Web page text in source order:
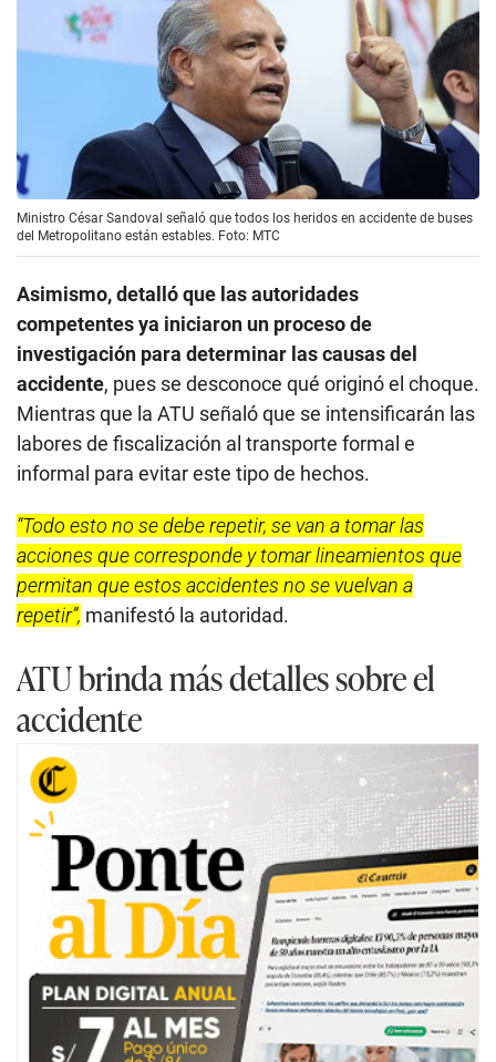
Ministro César Sandoval señaló que todos los heridos en accidente de buses
del Metropolitano están estables. Foto: MTC
Asimismo, detalló que las autoridades
competentes ya iniciaron un proceso de
investigación para determinar las causas del
accidente, pues se desconoce qué originó el choque.
Mientras que la ATU señaló que se intensificarán las
labores de fiscalización al transporte formal e
informal para evitar este tipo de hechos.
“Todo esto no se debe repetir, se van a tomar las
acciones que corresponde y tomar lineamientos que
permitan que estos accidentes no se vuelvan a
repetir”, manifestó la autoridad.
ATU brinda más detalles sobre el
accidente